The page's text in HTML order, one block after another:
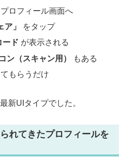
ロフィール画面へ
ア」
をタップ
ード が表示される
ン（スキャン用）
もある
もらうだけ
新UIタイプでした。
れてきたプロフィールを